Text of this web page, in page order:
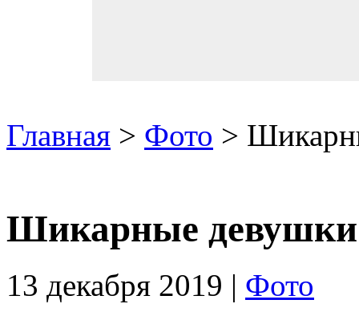
Главная > Фото >
Шикарные девушки
13 декабря 2019 | Фото